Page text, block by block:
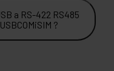
a RS-422 RS485
?